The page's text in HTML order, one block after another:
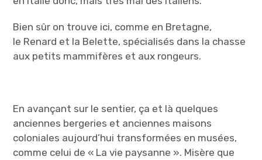
Bien sûr on trouve ici, comme en Bretagne,
le Renard et la Belette, spécialisés dans la chasse
aux petits mammifères et aux rongeurs.
En avançant sur le sentier, ça et là quelques
anciennes bergeries et anciennes maisons
coloniales aujourd’hui transformées en musées,
comme celui de « La vie paysanne ». Misère que